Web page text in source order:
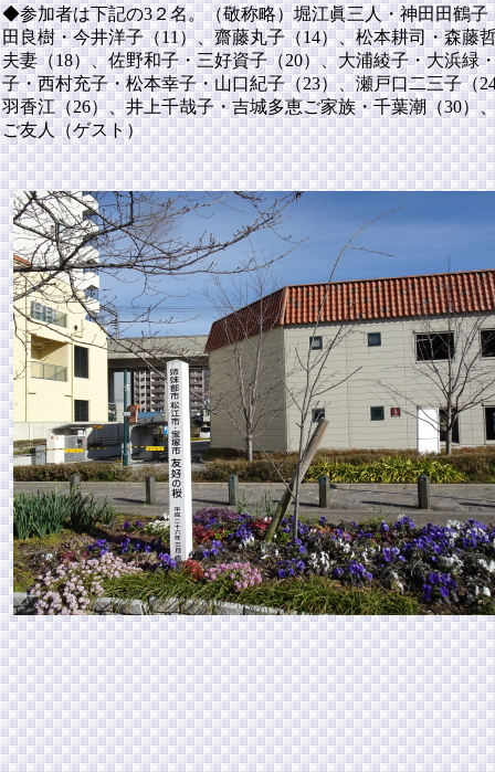
◆参加者は下記の3２名。（敬称略）堀江眞三人・神田田鶴子
田良樹・今井洋子（11）、齋藤丸子（14）、松本耕司・森藤
夫妻（18）、佐野和子・三好資子（20）、大浦綾子・大浜緑
子・西村充子・松本幸子・山口紀子（23）、瀬戸口二三子（
羽香江（26）、井上千哉子・吉城多恵ご家族・千葉潮（30）
ご友人（ゲスト）